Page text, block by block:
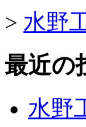
> 水野
最近の
水野